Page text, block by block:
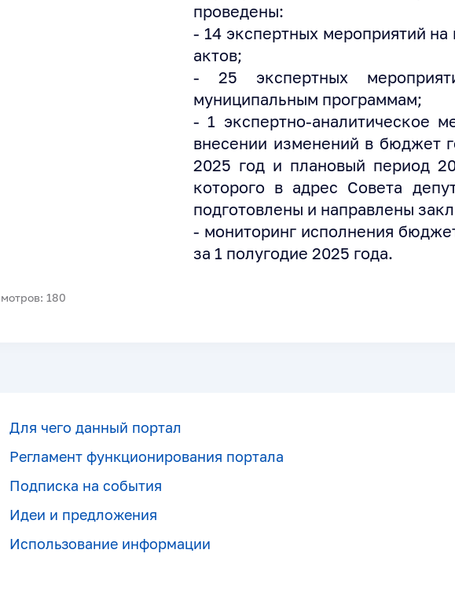
180
проведены:
- 14 экспертных мероприятий
актов;
- 25 экспертных
муниципальным программам;
- 1 экспертно-аналитическое
внесении изменений в бюджет
2025 год и плановый период
которого в адрес Совета
подготовлены и направлены
- мониторинг исполнения
за 1 полугодие 2025 года.
Для чего данный портал
Регламент функционирования портала
Подписка на события
Идеи и предложения
Использование информации